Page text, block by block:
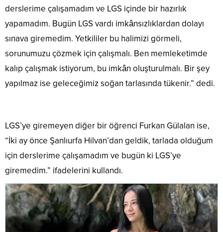
derslerime çalışamadım ve LGS içinde bir hazırlık
yapamadım. Bugün LGS vardı imkânsızlıklardan dolayı
sınava giremedim. Yetkililer bu halimizi görmeli,
sorunumuzu çözmek için çalışmalı. Ben memleketimde
kalıp çalışmak istiyorum, bu imkân oluşturulmalı. Bir şey
yapılmaz ise geleceğimiz soğan tarlasında tükenir.” dedi.
LGS’ye giremeyen diğer bir öğrenci Furkan Gülalan ise,
“İki ay önce Şanlıurfa Hilvan’dan geldik, tarlada olduğum
için derslerime çalışamadım ve bugün ki LGS’ye
giremedim.” ifadelerini kullandı.